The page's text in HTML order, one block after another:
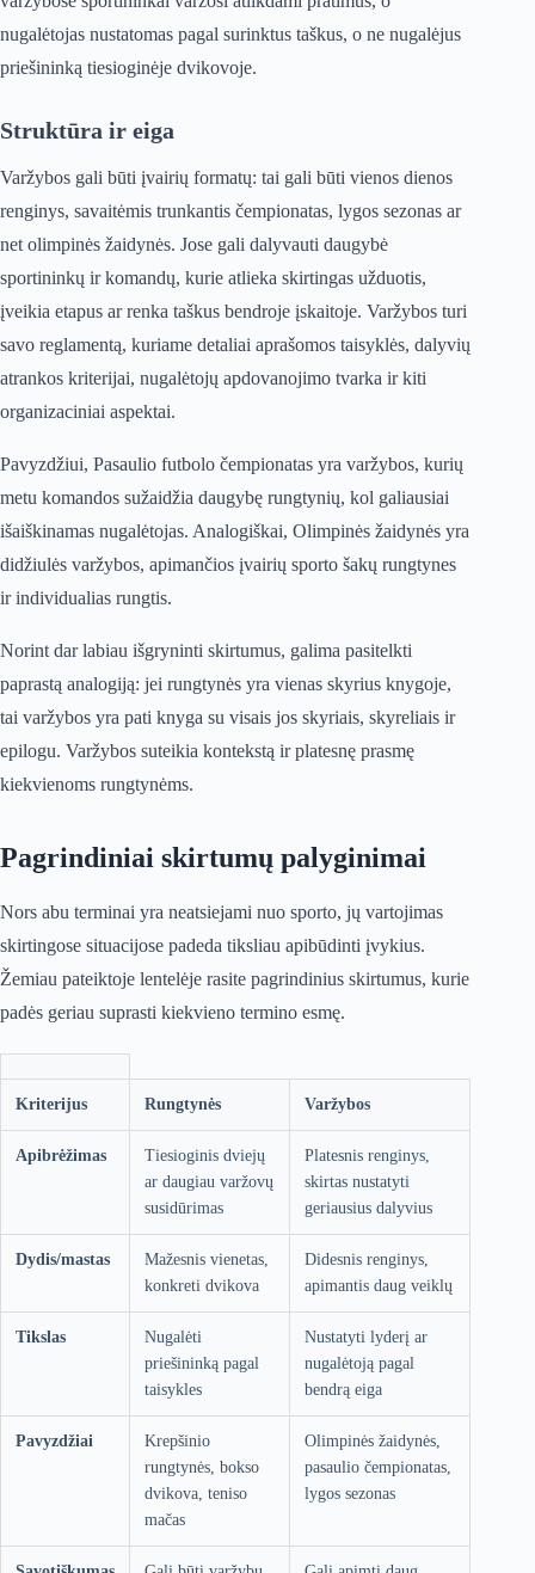
nugalėtojas nustatomas pagal surinktus taškus, o ne nugalėjus
priešininką tiesioginėje dvikovoje.
Struktūra ir eiga
Varžybos gali būti įvairių formatų: tai gali būti vienos dienos
renginys, savaitėmis trunkantis čempionatas, lygos sezonas ar
net olimpinės žaidynės. Jose gali dalyvauti daugybė
sportininkų ir komandų, kurie atlieka skirtingas užduotis,
įveikia etapus ar renka taškus bendroje įskaitoje. Varžybos turi
savo reglamentą, kuriame detaliai aprašomos taisyklės, dalyvių
atrankos kriterijai, nugalėtojų apdovanojimo tvarka ir kiti
organizaciniai aspektai.
Pavyzdžiui, Pasaulio futbolo čempionatas yra varžybos, kurių
metu komandos sužaidžia daugybę rungtynių, kol galiausiai
išaiškinamas nugalėtojas. Analogiškai, Olimpinės žaidynės yra
didžiulės varžybos, apimančios įvairių sporto šakų rungtynes
ir individualias rungtis.
Norint dar labiau išgryninti skirtumus, galima pasitelkti
paprastą analogiją: jei rungtynės yra vienas skyrius knygoje,
tai varžybos yra pati knyga su visais jos skyriais, skyreliais ir
epilogu. Varžybos suteikia kontekstą ir platesnę prasmę
kiekvienoms rungtynėms.
Pagrindiniai skirtumų palyginimai
Nors abu terminai yra neatsiejami nuo sporto, jų vartojimas
skirtingose situacijose padeda tiksliau apibūdinti įvykius.
Žemiau pateiktoje lentelėje rasite pagrindinius skirtumus, kurie
padės geriau suprasti kiekvieno termino esmę.
Kriterijus Rungtynės Varžybos
Apibrėžimas
Tiesioginis dviejų
ar daugiau varžovų
susidūrimas
Platesnis renginys,
skirtas nustatyti
geriausius dalyvius
Dydis/mastas
Mažesnis vienetas,
konkreti dvikova
Didesnis renginys,
apimantis daug veiklų
Tikslas
Nugalėti
priešininką pagal
taisykles
Nustatyti lyderį ar
nugalėtoją pagal
bendrą eiga
Pavyzdžiai
Krepšinio
rungtynės, bokso
dvikova, teniso
mačas
Olimpinės žaidynės,
pasaulio čempionatas,
lygos sezonas